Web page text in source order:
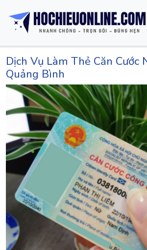
Dịch Vụ Làm Thẻ Căn Cước
Quảng Bình